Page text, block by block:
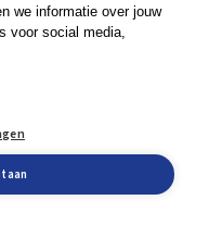
zegt niemand
we informatie over jouw
voor social media,